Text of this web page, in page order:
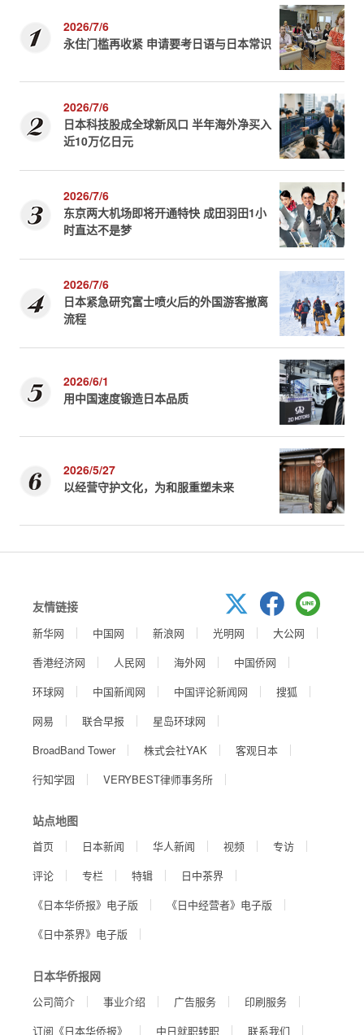
2026/7/6
永住门槛再收紧 申请要考日语与日本常识
2026/7/6
日本科技股成全球新风口 半年海外净买入
近10万亿日元
2026/7/6
东京两大机场即将开通特快 成田羽田1小
时直达不是梦
2026/7/6
日本紧急研究富士喷火后的外国游客撤离
流程
2026/6/1
用中国速度锻造日本品质
2026/5/27
以经营守护文化，为和服重塑未来
友情链接
新华网 中国网 新浪网 光明网
大公网
香港经济网
人民网 海外网
中国侨网
环球网
中国新闻网 中国评论新闻网
搜狐
网易
联合早报
星岛环球网
BroadBand Tower
株式会社YAK
客观日本
行知学园
VERYBEST律师事务所
站点地图
首页 日本新闻 华人新闻 视频
专访
评论
专栏 特辑
日中茶界
《日本华侨报》电子版
《日中经营者》电子版
《日中茶界》电子版
日本华侨报网
公司简介 事业介绍 广告服务
印刷服务
订阅《日本华侨报》
中日就职转职 联系我们